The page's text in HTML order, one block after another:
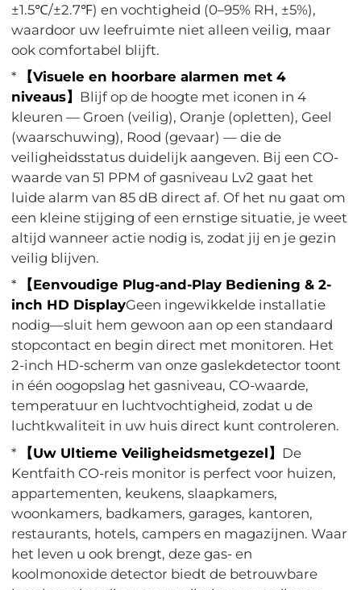
±1.5℃/±2.7℉) en vochtigheid (0–95% RH, ±5%),
waardoor uw leefruimte niet alleen veilig, maar
ook comfortabel blijft.
*
【Visuele en hoorbare alarmen met 4
niveaus】 Blijf op de hoogte met iconen in 4
kleuren — Groen (veilig), Oranje (opletten), Geel
(waarschuwing), Rood (gevaar) — die de
veiligheidsstatus duidelijk aangeven. Bij een CO-
waarde van 51 PPM of gasniveau Lv2 gaat het
luide alarm van 85 dB direct af. Of het nu gaat om
een kleine stijging of een ernstige situatie, je weet
altijd wanneer actie nodig is, zodat jij en je gezin
veilig blijven.
*
【Eenvoudige Plug-and-Play Bediening & 2-
inch HD DisplayGeen ingewikkelde installatie
nodig—sluit hem gewoon aan op een standaard
stopcontact en begin direct met monitoren. Het
2-inch HD-scherm van onze gaslekdetector toont
in één oogopslag het gasniveau, CO-waarde,
temperatuur en luchtvochtigheid, zodat u de
luchtkwaliteit in uw huis direct kunt controleren.
*
【Uw Ultieme Veiligheidsmetgezel】 De
Kentfaith CO-reis monitor is perfect voor huizen,
appartementen, keukens, slaapkamers,
woonkamers, badkamers, garages, kantoren,
restaurants, hotels, campers en magazijnen. Waar
het leven u ook brengt, deze gas- en
koolmonoxide detector biedt de betrouwbare